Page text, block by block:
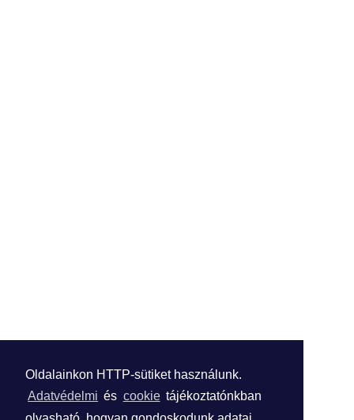
Oldalainkon HTTP-sütiket használunk.
Adatvédelmi és cookie tájékoztatónkban